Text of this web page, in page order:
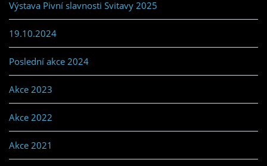
Výstava Pivní slavnosti Svitavy 2025
19.10.2024
Poslední akce 2024
Akce 2023
Akce 2022
Akce 2021